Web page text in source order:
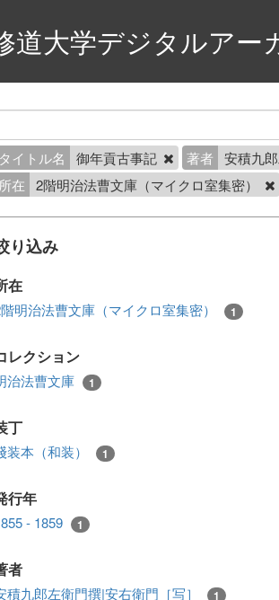
道大学デジタルアー
タイトル名 御年貢古事記 著者
安積九
所在
2階明治法曹文庫（マイクロ室集密）
り込み
在
明治法曹文庫（マイクロ室集密） 1
レクション
治法曹文庫 1
丁
装本（和装） 1
行年
- 1859 1
者
積九郎左衛門撰|安右衛門［写］ 1